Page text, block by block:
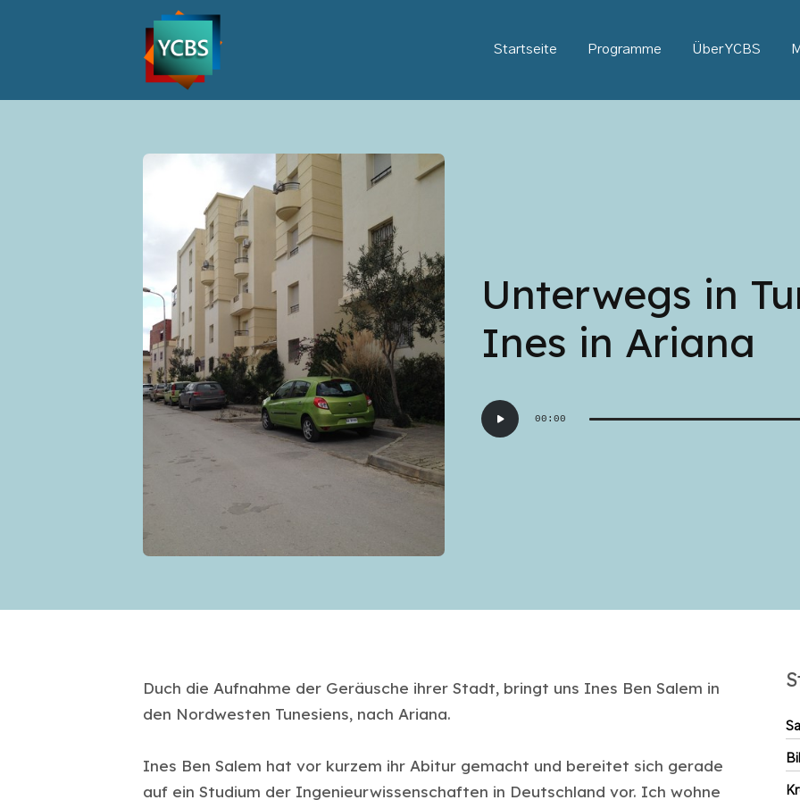
Startseite Programme Über YCBS
Unterwegs in
Ines in Ariana
Audio-
Player
00:00
Duch die Aufnahme der Geräusche ihrer Stadt, bringt uns Ines Ben Salem in
den Nordwesten Tunesiens, nach Ariana.
Ines Ben Salem hat vor kurzem ihr Abitur gemacht und bereitet sich gerade
auf ein Studium der Ingenieurwissenschaften in Deutschland vor. Ich wohne